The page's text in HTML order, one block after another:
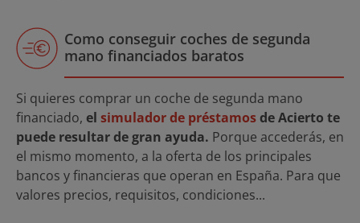
Como conseguir coches de segunda
mano financiados baratos
Si quieres comprar un coche de segunda mano
financiado, el simulador de préstamosde Acierto te
puede resultar de gran ayuda. Porque accederás, en
el mismo momento, a la oferta de los principales
bancos y financieras que operan en España. Para que
valores precios, requisitos, condiciones...